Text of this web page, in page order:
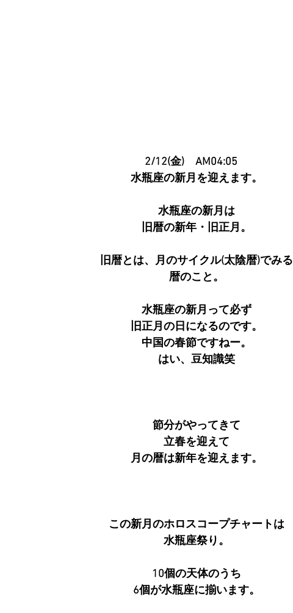
2/12(金)　AM04:05
水瓶座の新月を迎えます。
水瓶座の新月は
旧暦の新年・旧正月。
旧暦とは、月のサイクル(太陰暦)でみる
暦のこと。
水瓶座の新月って必ず
旧正月の日になるのです。
中国の春節ですねー。
はい、豆知識笑
節分がやってきて
立春を迎えて
月の暦は新年を迎えます。
この新月のホロスコープチャートは
水瓶座祭り。
10個の天体のうち
6個が水瓶座に揃います。